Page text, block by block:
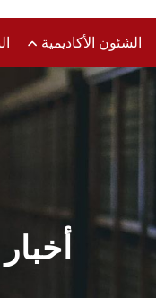
الشئون الأكاديمية